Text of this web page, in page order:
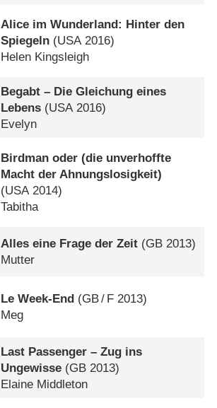
Alice im Wunderland: Hinter den
Spiegeln (USA2016)
Helen Kingsleigh
Begabt – Die Gleichung eines
Lebens (USA 2016)
Evelyn
Birdman oder (die unverhoffte
Macht der Ahnungslosigkeit)
(USA2014)
Tabitha
Alles eine Frage der Zeit (GB 2013)
Mutter
Le Week-End (GB/ F 2013)
Meg
Last Passenger – Zug ins
Ungewisse (GB 2013)
Elaine Middleton